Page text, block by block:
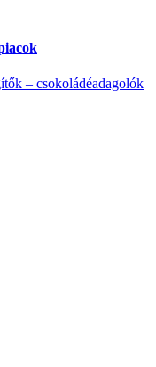
– csokoládéadagolók